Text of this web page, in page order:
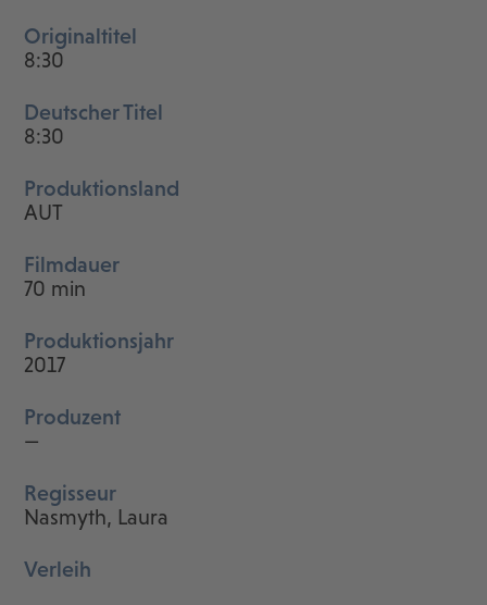
Originaltitel
8:30
Deutscher Titel
8:30
Produktionsland
AUT
Filmdauer
70 min
Produktionsjahr
2017
Produzent
—
Regisseur
Nasmyth, Laura
Verleih